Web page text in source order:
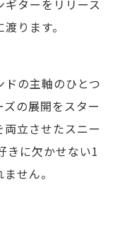
ターをリリース
ります。
の主軸のひとつ
の展開をスター
立させたスニー
きに欠かせない1
せん。